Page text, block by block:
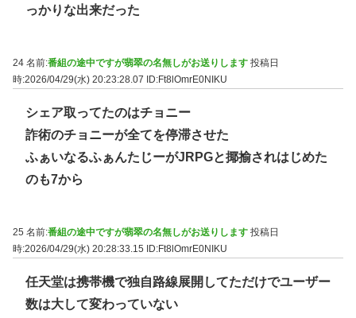
っかりな出来だった
24 名前:番組の途中ですが翡翠の名無しがお送りします 投稿日
時:2026/04/29(水) 20:23:28.07
ID:Ft8lOmrE0NIKU
シェア取ってたのはチョニー
詐術のチョニーが全てを停滞させた
ふぁいなるふぁんたじーがJRPGと揶揄されはじめた
のも7から
25 名前:番組の途中ですが翡翠の名無しがお送りします 投稿日
時:2026/04/29(水) 20:28:33.15 ID:Ft8lOmrE0NIKU
任天堂は携帯機で独自路線展開してただけでユーザー
数は大して変わっていない